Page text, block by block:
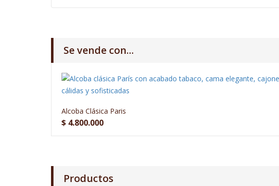
Se vende con...
Alcoba Clásica Paris
$ 4.800.000
Productos